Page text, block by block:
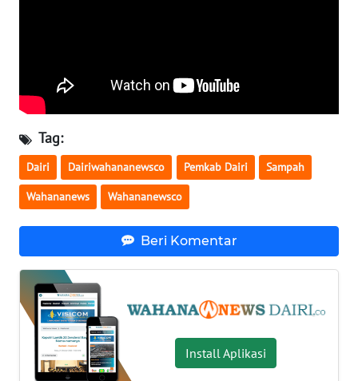
Tag:
Dairi Dairiwahananewsco Pemkab Dairi Sampah
Wahananews Wahananewsco
Beri Komentar
Install Aplikasi
WN
JOGJA
WN
WN
BALI
WN
KALBAR